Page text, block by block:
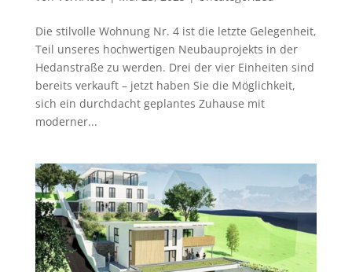
Die stilvolle Wohnung Nr. 4 ist die letzte Gelegenheit,
Teil unseres hochwertigen Neubauprojekts in der
Hedanstraße zu werden. Drei der vier Einheiten sind
bereits verkauft – jetzt haben Sie die Möglichkeit,
sich ein durchdacht geplantes Zuhause mit
moderner...